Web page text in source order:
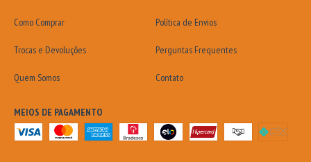
Como Comprar Política de Envios
Trocas e Devoluções Perguntas Frequentes
Quem Somos Contato
MEIOS DE PAGAMENTO